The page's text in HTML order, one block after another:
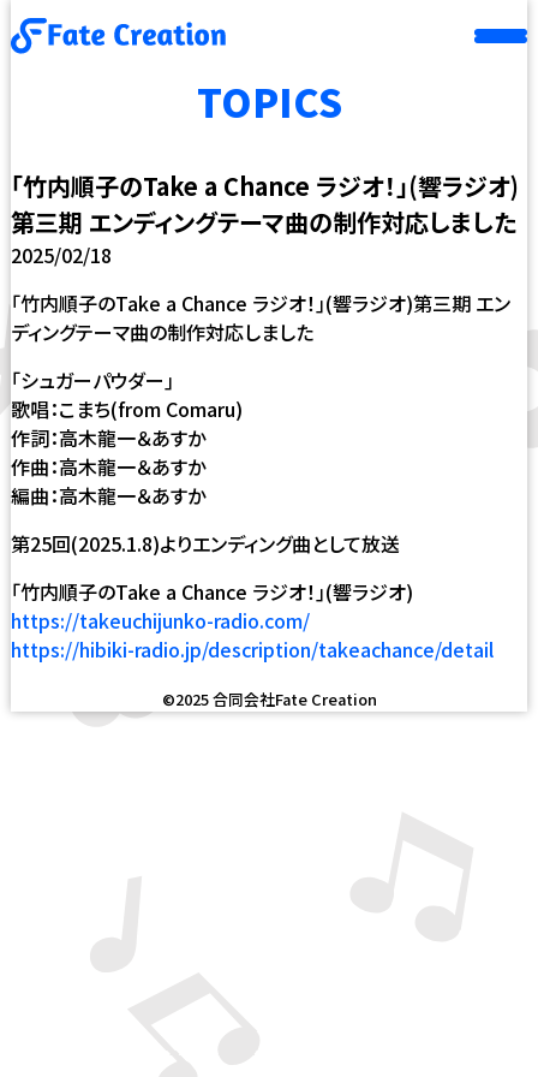
TOPICS
｢竹内順子のTake a Chance ラジオ！｣(響ラジオ)
第三期 エンディングテーマ曲の制作対応しました
2025/02/18
｢竹内順子のTake a Chance ラジオ！｣(響ラジオ)第三期 エン
ディングテーマ曲の制作対応しました
｢シュガーパウダー｣
歌唱：こまち(from Comaru)
作詞：高木龍一＆あすか
作曲：高木龍一＆あすか
編曲：高木龍一＆あすか
第25回(2025.1.8)よりエンディング曲として放送
｢竹内順子のTake a Chance ラジオ！｣(響ラジオ)
https://takeuchijunko-radio.com/
https://hibiki-radio.jp/description/takeachance/detail
©2025 合同会社Fate Creation